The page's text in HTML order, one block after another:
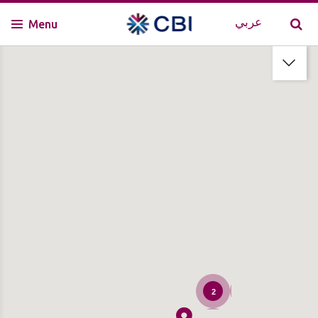
Menu عربي
2